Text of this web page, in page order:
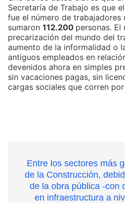
Secretaría de Trabajo es que
fue el número de trabajadores
sumaron 112.200 personas. El
precarización del mundo del
aumento de la informalidad o
antiguos empleados en
devenidos ahora en simples
sin vacaciones pagas, sin
cargas sociales que corren
Entre los sectores más
de la Construcción,
de la obra pública -con
en infraestructura a